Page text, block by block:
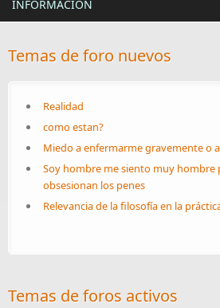
INFORMACIÓN
Temas de foro nuevos
Realidad
como estan?
Miedo a enfermarme gravemente o
Soy hombre me siento muy hombre
obsesionan los penes
Relevancia de la filosofía en la
Temas de foros activos